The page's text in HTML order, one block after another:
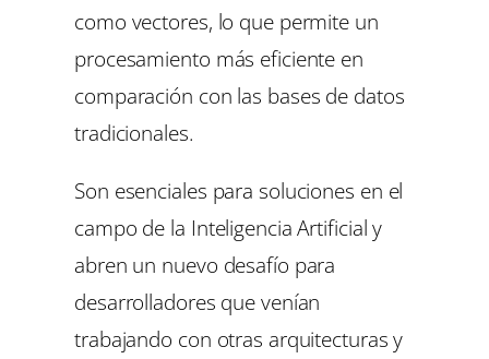
como vectores, lo que permite un
procesamiento más eficiente en
comparación con las bases de datos
tradicionales.
Son esenciales para soluciones en el
campo de la Inteligencia Artificial y
abren un nuevo desafío para
desarrolladores que venían
trabajando con otras arquitecturas y